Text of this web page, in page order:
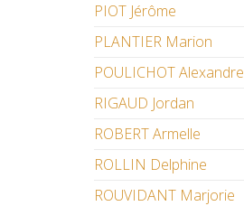
PIOT Jérôme
PLANTIER Marion
POULICHOT Alexandre
RIGAUD Jordan
ROBERT Armelle
ROLLIN Delphine
ROUVIDANT Marjorie